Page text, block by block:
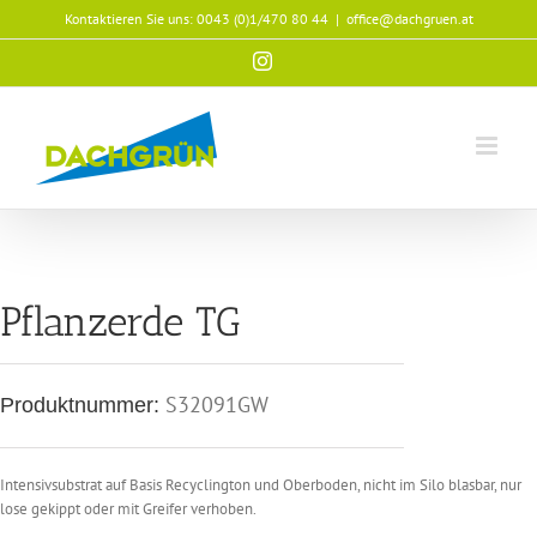
Inhalt
Kontaktieren Sie uns: 0043 (0)1/470 80 44 | office@dachgruen.at
Instagram
Pflanzerde TG
Produktnummer: S32091GW
Intensivsubstrat auf Basis Recyclington und Oberboden, nicht im Silo blasbar, nur
lose gekippt oder mit Greifer verhoben.